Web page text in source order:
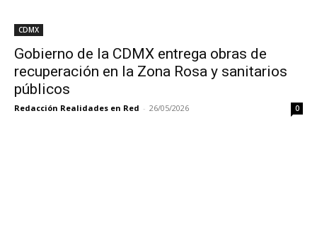
CDMX
Gobierno de la CDMX entrega obras de
recuperación en la Zona Rosa y sanitarios
públicos
Redacción Realidades en Red - 26/05/2026 0